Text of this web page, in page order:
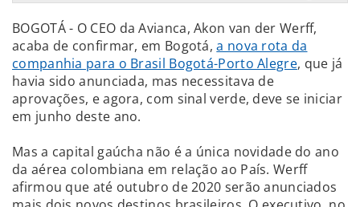
BOGOTÁ - O CEO da Avianca, Akon van der Werff,
acaba de confirmar, em Bogotá,a nova rota da
companhia para o Brasil Bogotá-Porto Alegre, que já
havia sido anunciada, mas necessitava de
aprovações, e agora, com sinal verde, deve se iniciar
em junho deste ano.
Mas a capital gaúcha não é a única novidade do ano
da aérea colombiana em relação ao País. Werff
afirmou que até outubro de 2020 serão anunciados